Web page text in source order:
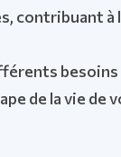
à
besoins
de la vie de